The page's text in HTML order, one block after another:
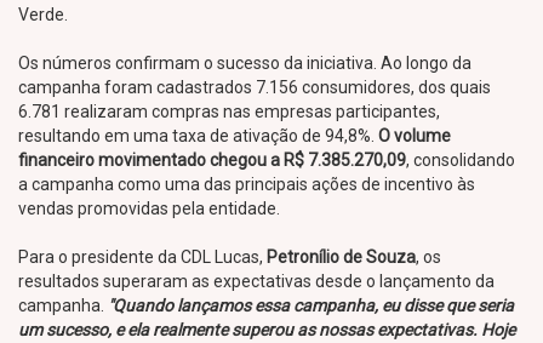
Verde.
Os números confirmam o sucesso da iniciativa. Ao longo da
campanha foram cadastrados 7.156 consumidores, dos quais
6.781 realizaram compras nas empresas participantes,
resultando em uma taxa de ativação de 94,8%. O volume
financeiro movimentado chegou a R$ 7.385.270,09, consolidando
a campanha como uma das principais ações de incentivo às
vendas promovidas pela entidade.
Para o presidente da CDL Lucas, Petronílio de Souza, os
resultados superaram as expectativas desde o lançamento da
campanha. "Quando lançamos essa campanha, eu disse que seria
um sucesso, e ela realmente superou as nossas expectativas. Hoje